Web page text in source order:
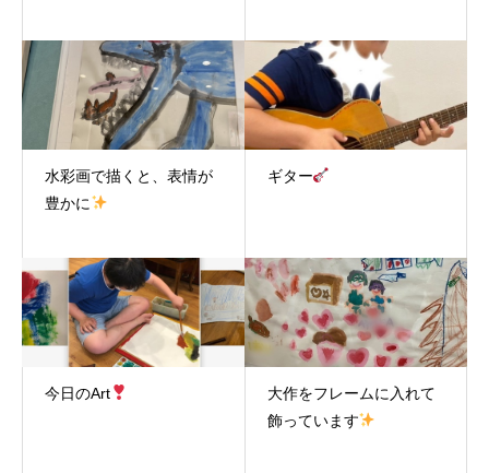
水彩画で描くと、表情が
豊かに
ギター
今日のArt
大作をフレームに入れて
飾っています